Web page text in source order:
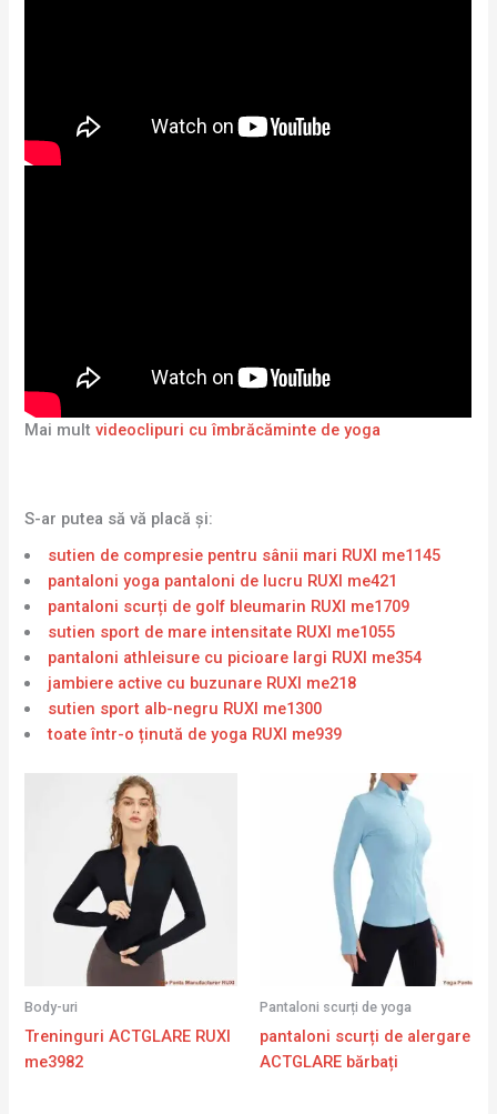
Mai multvideoclipuri cu îmbrăcăminte de yoga
S-ar putea să vă placă și:
sutien de compresie pentru sânii mari RUXI me1145
pantaloni yoga pantaloni de lucru RUXI me421
pantaloni scurți de golf bleumarin RUXI me1709
sutien sport de mare intensitate RUXI me1055
pantaloni athleisure cu picioare largi RUXI me354
jambiere active cu buzunare RUXI me218
sutien sport alb-negru RUXI me1300
toate într-o ținută de yoga RUXI me939
Body-uri
Treninguri ACTGLARE RUXI
me3982
Pantaloni scurți de yoga
pantaloni scurți de alergare
ACTGLARE bărbați